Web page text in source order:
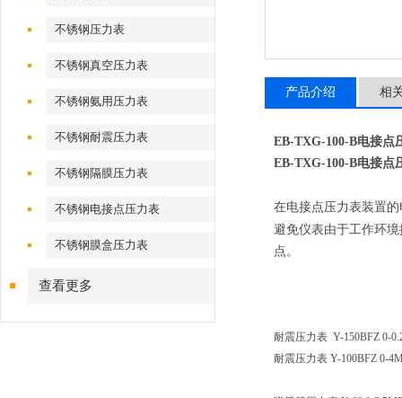
不锈钢压力表
不锈钢真空压力表
不锈钢氨用压力表
不锈钢耐震压力表
不锈钢隔膜压力表
不锈钢电接点压力表
不锈钢膜盒压力表
查看更多
产品介绍 相
EB-TXG-100-B电接点
EB-TXG-100-B电接点
在电接点压力表装置
避免仪表由于工作环
点。
耐震压力表 Y-150BFZ 0-
耐震压力表 Y-100BFZ 0-